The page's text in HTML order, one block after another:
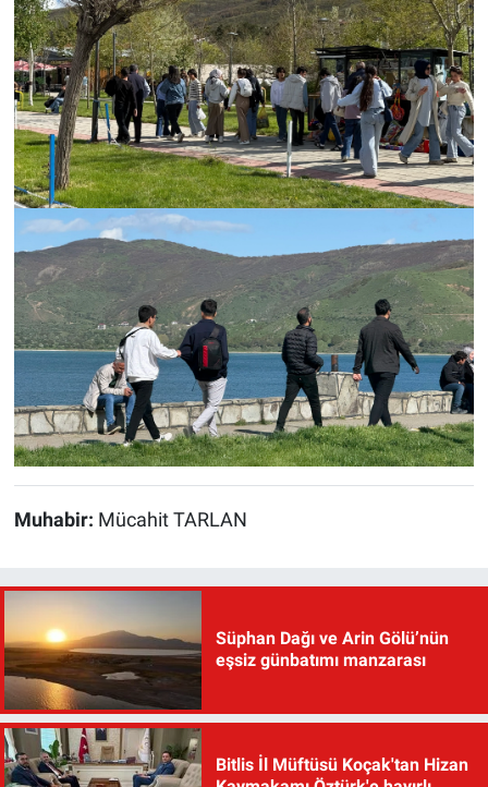
Muhabir: Mücahit TARLAN
Süphan Dağı ve Arin Gölü’nün
eşsiz günbatımı manzarası
Bitlis İl Müftüsü Koçak'tan Hizan